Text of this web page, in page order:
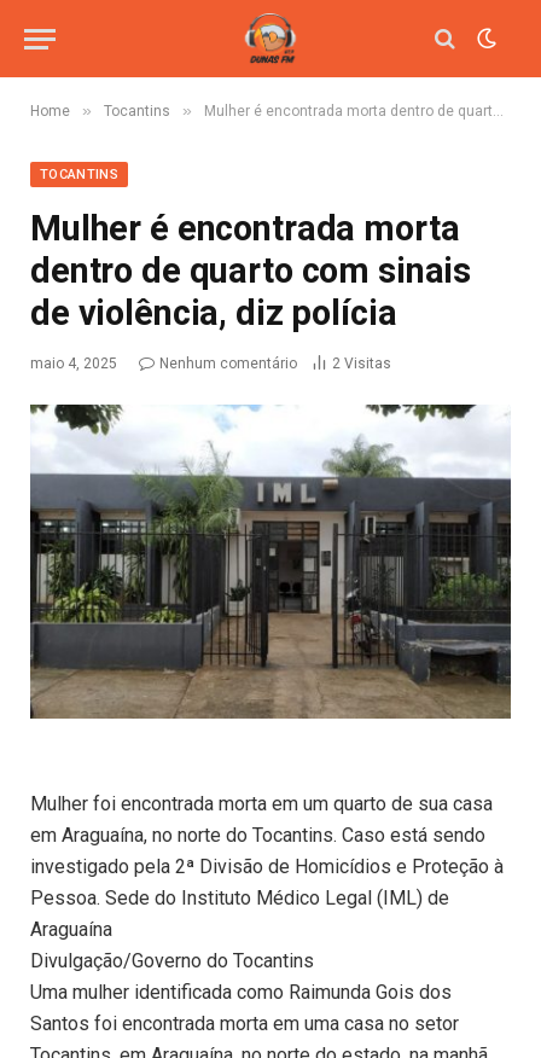
Home » Tocantins » Mulher é encontrada morta dentro de quarto com sinais de violência, diz polícia
TOCANTINS
Mulher é encontrada morta
dentro de quarto com sinais
de violência, diz polícia
maio 4, 2025 Nenhum comentário 2 Visitas
Mulher foi encontrada morta em um quarto de sua casa
em Araguaína, no norte do Tocantins. Caso está sendo
investigado pela 2ª Divisão de Homicídios e Proteção à
Pessoa. Sede do Instituto Médico Legal (IML) de
Araguaína
Divulgação/Governo do Tocantins
Uma mulher identificada como Raimunda Gois dos
Santos foi encontrada morta em uma casa no setor